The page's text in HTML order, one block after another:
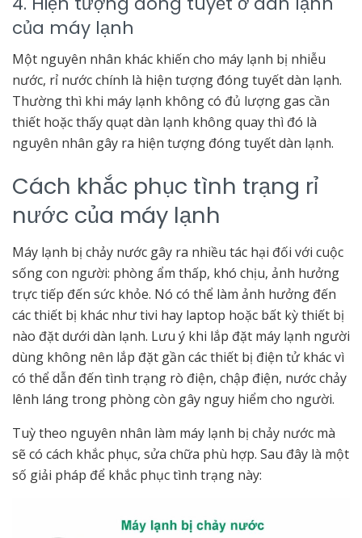
của máy lạnh
Một nguyên nhân khác khiến cho máy lạnh bị nhiễu
nước, rỉ nước chính là hiện tượng đóng tuyết dàn lạnh.
Thường thì khi máy lạnh không có đủ lượng gas cần
thiết hoặc thấy quạt dàn lạnh không quay thì đó là
nguyên nhân gây ra hiện tượng đóng tuyết dàn lạnh.
Cách khắc phục tình trạng rỉ
nước của máy lạnh
Máy lạnh bị chảy nước gây ra nhiều tác hại đối với cuộc
sống con người: phòng ẩm thấp, khó chịu, ảnh hưởng
trực tiếp đến sức khỏe. Nó có thể làm ảnh hưởng đến
các thiết bị khác như tivi hay laptop hoặc bất kỳ thiết bị
nào đặt dưới dàn lạnh. Lưu ý khi lắp đặt máy lạnh người
dùng không nên lắp đặt gần các thiết bị điện tử khác vì
có thể dẫn đến tình trạng rò điện, chập điện, nước chảy
lênh láng trong phòng còn gây nguy hiểm cho người.
Tuỳ theo nguyên nhân làm máy lạnh bị chảy nước mà
sẽ có cách khắc phục, sửa chữa phù hợp. Sau đây là một
số giải pháp để khắc phục tình trạng này: